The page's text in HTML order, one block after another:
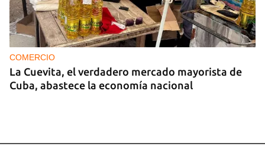
COMERCIO
La Cuevita, el verdadero mercado mayorista de
Cuba, abastece la economía nacional